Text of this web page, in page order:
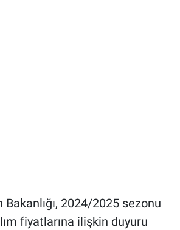
Bakanlığı, 2024/2025 sezonu
fiyatlarına ilişkin duyuru